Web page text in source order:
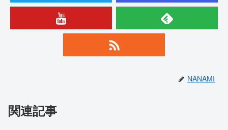
NANAMI
関連記事